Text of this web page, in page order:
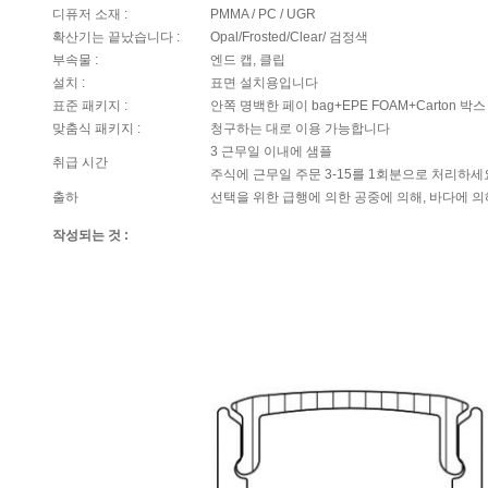
디퓨저 소재 :
PMMA / PC / UGR
확산기는 끝났습니다 :
Opal/Frosted/Clear/ 검정색
부속물 :
엔드 캡, 클립
설치 :
표면 설치용입니다
표준 패키지 :
안쪽 명백한 페이 bag+EPE FOAM+Carton 박스
맞춤식 패키지 :
청구하는 대로 이용 가능합니다
취급 시간
3 근무일 이내에 샘플
주식에 근무일 주문 3-15를 1회분으로 처리하세
출하
선택을 위한 급행에 의한 공중에 의해, 바다에 의
작성되는 것 :